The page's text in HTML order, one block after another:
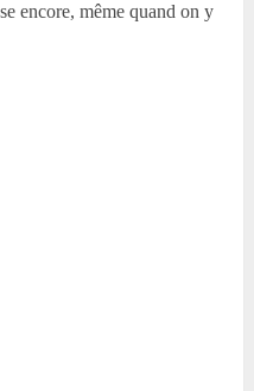
encore, même quand on y